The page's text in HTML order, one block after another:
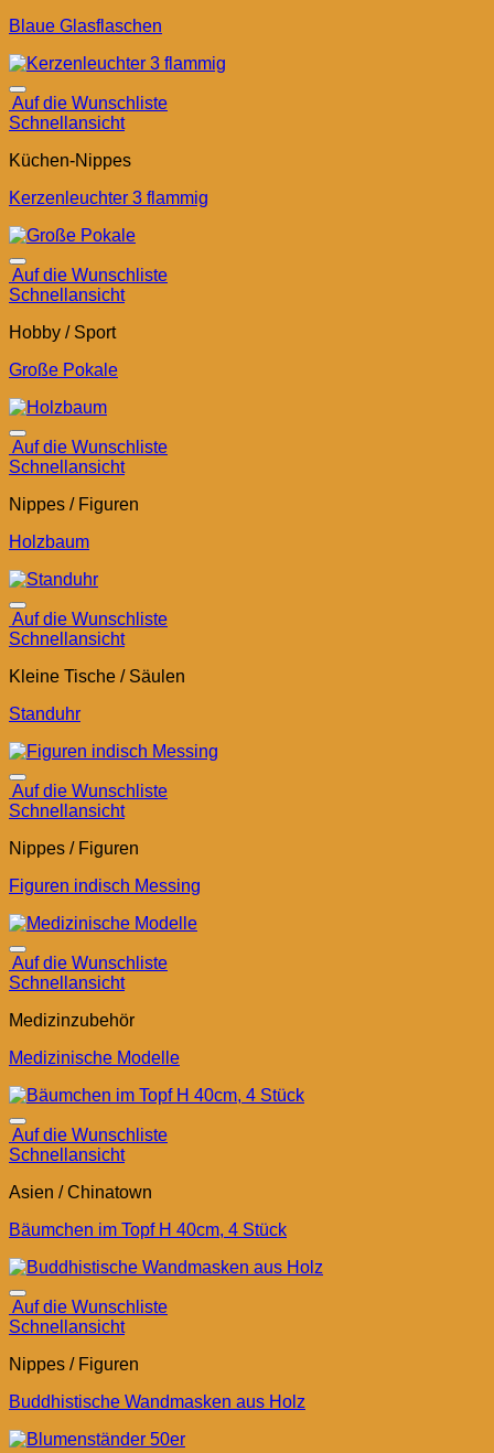
Blaue Glasflaschen
Auf die Wunschliste
Schnellansicht
Küchen-Nippes
Kerzenleuchter 3 flammig
Auf die Wunschliste
Schnellansicht
Hobby / Sport
Große Pokale
Auf die Wunschliste
Schnellansicht
Nippes / Figuren
Holzbaum
Auf die Wunschliste
Schnellansicht
Kleine Tische / Säulen
Standuhr
Auf die Wunschliste
Schnellansicht
Nippes / Figuren
Figuren indisch Messing
Auf die Wunschliste
Schnellansicht
Medizinzubehör
Medizinische Modelle
Auf die Wunschliste
Schnellansicht
Asien / Chinatown
Bäumchen im Topf H 40cm, 4 Stück
Auf die Wunschliste
Schnellansicht
Nippes / Figuren
Buddhistische Wandmasken aus Holz